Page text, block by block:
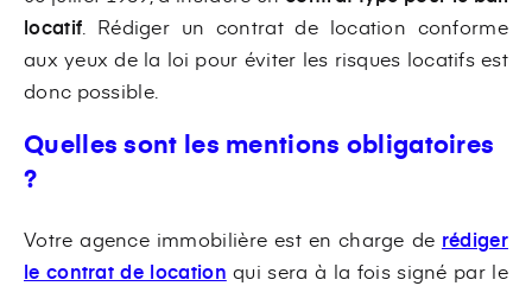
locatif . Rédiger un contrat de location conforme
aux yeux de la loi pour éviter les risques locatifs est
donc possible.
Quelles sont les mentions obligatoires
?
Votre agence immobilière est en charge de rédiger
le contrat de location qui sera à la fois signé par le